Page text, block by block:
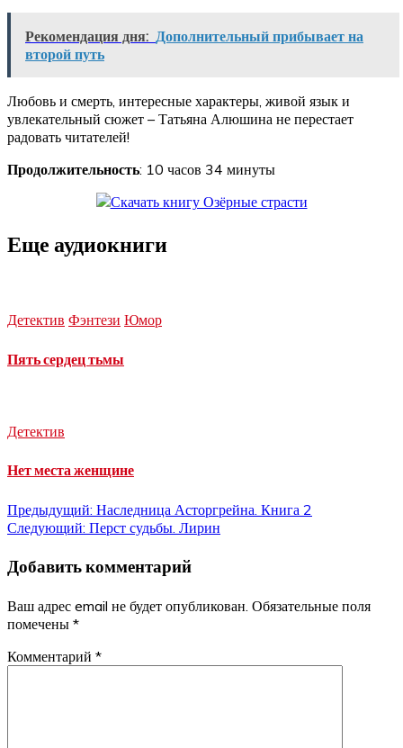
Рекомендация дня: Дополнительный прибывает на
второй путь
Любовь и смерть, интересные характеры, живой язык и
увлекательный сюжет – Татьяна Алюшина не перестает
радовать читателей!
Продолжительность: 10 часов 34 минуты
Еще аудиокниги
Детектив Фэнтези Юмор
Пять сердец тьмы
Детектив
Нет места женщине
Навигация
записям
Предыдущий: Наследница Асторгрейна. Книга 2
Следующий: Перст судьбы. Лирин
Добавить комментарий
Ваш адрес email не будет опубликован. Обязательные поля
помечены *
Комментарий *